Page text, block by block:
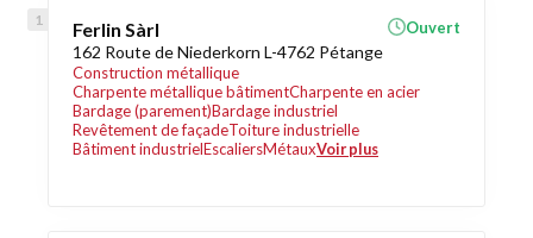
Ferlin Sàrl
162 Route de Niederkorn L-4762 Pétange
Construction métallique
Charpente métallique bâtimentCharpente en acier
Bardage (parement)Bardage industriel
Revêtement de façadeToiture industrielle
Bâtiment industrielEscaliersMétauxVoir plus
Ouvert